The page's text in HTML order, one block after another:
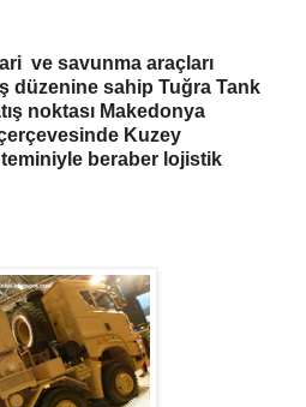
ve savunma araçları
düzenine sahip Tuğra Tank
noktası Makedonya
Kuzey
beraber lojistik